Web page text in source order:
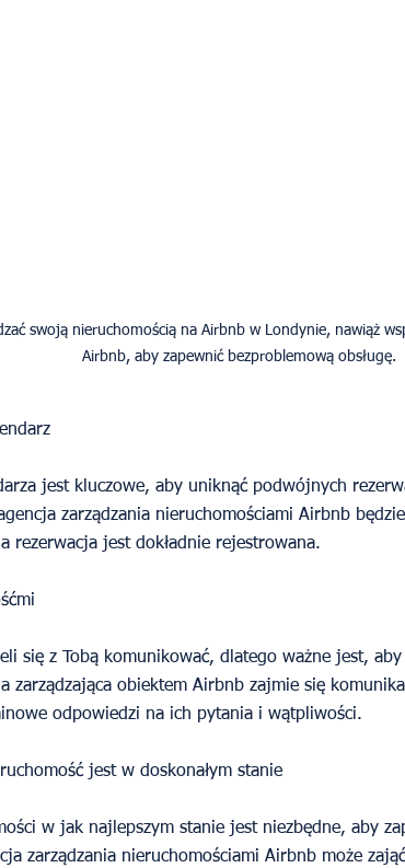
swoją nieruchomością na Airbnb w Londynie, nawiąż
Airbnb, aby zapewnić bezproblemową obsługę.
jest kluczowe, aby uniknąć podwójnych
zarządzania nieruchomościami Airbnb
rezerwacja jest dokładnie rejestrowana.
się z Tobą komunikować, dlatego ważne jest,
zarządzająca obiektem Airbnb zajmie się
odpowiedzi na ich pytania i wątpliwości.
jest w doskonałym stanie
w jak najlepszym stanie jest niezbędne, aby
zarządzania nieruchomościami Airbnb może